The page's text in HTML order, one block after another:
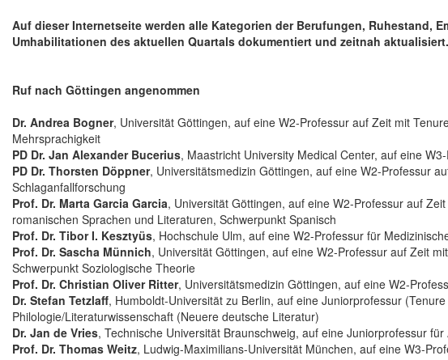
Auf dieser Internetseite werden alle Kategorien der Berufungen, Ruhestand,
Umhabilitationen des aktuellen Quartals dokumentiert und zeitnah aktualisiert.
Ruf nach Göttingen angenommen
Dr. Andrea Bogner, Universität Göttingen, auf eine W2-Professur auf Zeit mit
Mehrsprachigkeit
PD Dr. Jan Alexander Bucerius, Maastricht University Medical Center, auf eine
PD Dr. Thorsten Döppner, Universitätsmedizin Göttingen, auf eine W2-Professur
Schlaganfallforschung
Prof. Dr. Marta Garcia Garcia, Universität Göttingen, auf eine W2-Professur auf
romanischen Sprachen und Literaturen, Schwerpunkt Spanisch
Prof. Dr. Tibor I. Kesztyüs, Hochschule Ulm, auf eine W2-Professur für
Prof. Dr. Sascha Münnich, Universität Göttingen, auf eine W2-Professur auf Zeit
Schwerpunkt Soziologische Theorie
Prof. Dr. Christian Oliver Ritter, Universitätsmedizin Göttingen, auf eine W2-
Dr. Stefan Tetzlaff, Humboldt-Universität zu Berlin, auf eine Juniorprofessur
Philologie/Literaturwissenschaft (Neuere deutsche Literatur)
Dr. Jan de Vries, Technische Universität Braunschweig, auf eine Juniorprofessur
Prof. Dr. Thomas Weitz, Ludwig-Maximilians-Universität München, auf eine W3-